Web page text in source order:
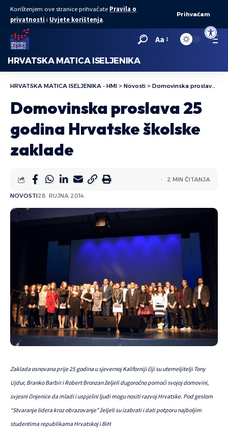
Open
Korištenjem ove stranice prihvaćate Pravila o
privatnosti i Uvjete korištenja.
Prihvaćam
Aa
HRVATSKA MATICA ISELJENIKA
HRVATSKA MATICA ISELJENIKA - HMI > Novosti > Domovinska proslava 25 godina Hrvatske školske zaklade
Domovinska proslava 25
godina Hrvatske školske
zaklade
NOVOSTI28. RUJNA 2014.
2 MIN ČITANJA
Zaklada osnovana prije 25 godina u sjevernoj Kaliforniji čiji su utemeljitelji Tony
Ujdur, Branko Barbir i Robert Bronzan željeli dugoročno pomoći svojoj domovini,
svjesni činjenice da mladi i uspješni ljudi mogu nositi razvoj Hrvatske. Pod geslom
“Stvaranje lidera kroz obrazovanje” željeli su izabrati i dati potporu najboljim
studentima republikama Hrvatskoj i BiH